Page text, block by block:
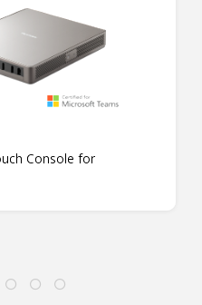
Console for